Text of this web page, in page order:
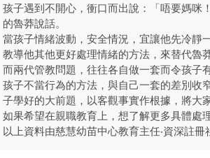
孩子遇到不開心，衝口而出說：「唔要媽咪
的魯莽說話。
當孩子情緒波動，安全情況，宜讓他先冷靜
教導他其他更好處理情緒的方法，來替代魯
而兩代管教問題，往往各自做一套而令孩子
孩子不當行為的方法，與自己一套的差別收
子學好的大前題，以客觀事實作根據，將大
如果希望在親職教育上，想了解更多具體處
以上資料由慈慧幼苗中心教育主任‧資深註冊